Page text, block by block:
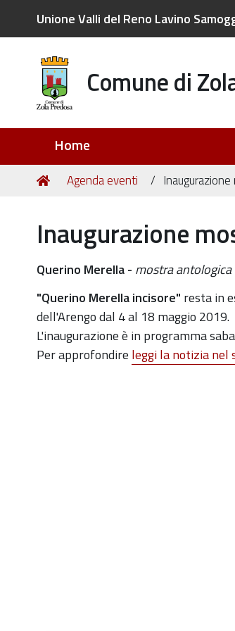
Unione Valli del Reno Lavino
Comune di
Home
Tu
Home
Agenda eventi
Inaugurazione
https://old.comune.zolapredosa.bo.it/
antologica-
di-
querino-
merella
Querino Merella - mostra antologica
"Querino Merella incisore" resta in
dell'Arengo dal 4 al 18 maggio 2019.
L'inaugurazione è in programma
Per approfondire leggi la notizia nel